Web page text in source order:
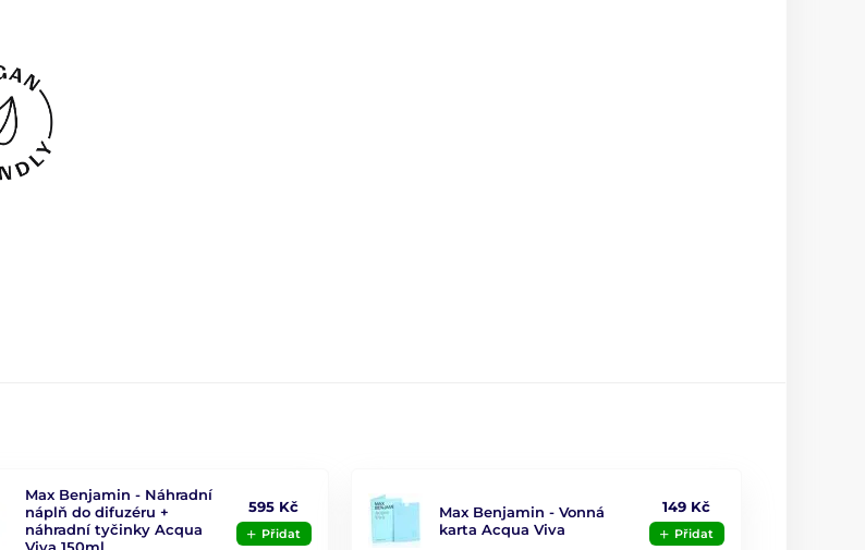
Max Benjamin - Náhradní
náplň do difuzéru +
náhradní tyčinky Acqua
595 Kč
Přidat
Max Benjamin - Vonná
karta Acqua Viva
149 Kč
Přidat